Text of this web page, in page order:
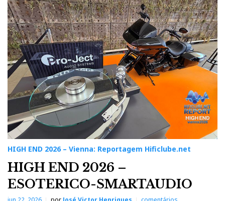
HIGH END 2026 – Vienna: Reportagem Hificlube.net
HIGH END 2026 –
ESOTERICO-SMARTAUDIO